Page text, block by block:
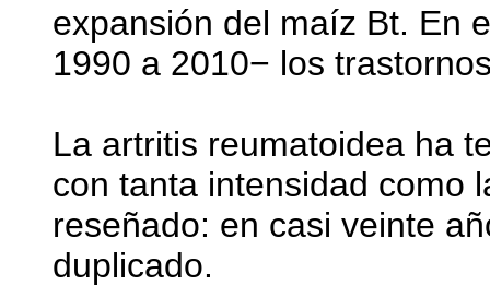
expansión del maíz Bt. En
1990 a 2010− los
La artritis reumatoidea ha
con tanta intensidad como
reseñado: en casi veinte
duplicado.